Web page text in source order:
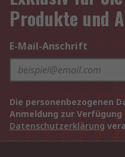
Produkte und
E-Mail-Anschrift
Die personenbezogenen
Anmeldung zur
Datenschutzerklärung